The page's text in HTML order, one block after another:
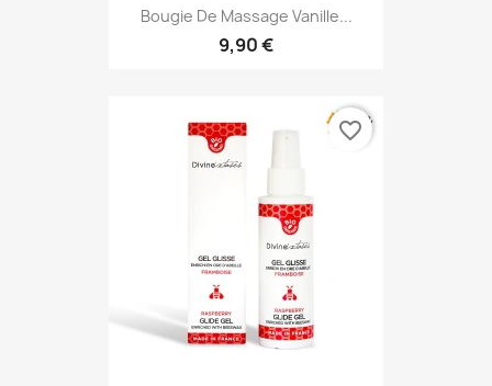
Bougie De Massage Vanille...
9,90 €
favorite_border